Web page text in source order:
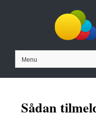
Menu
Sådan